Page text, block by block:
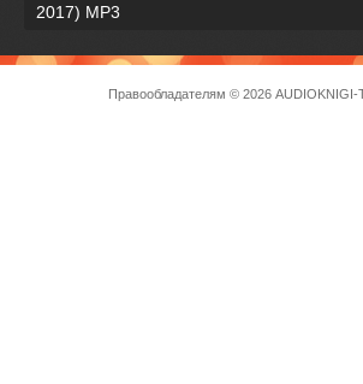
2017) МР3
Правообладателям © 2026 AUDIOKNIGI-